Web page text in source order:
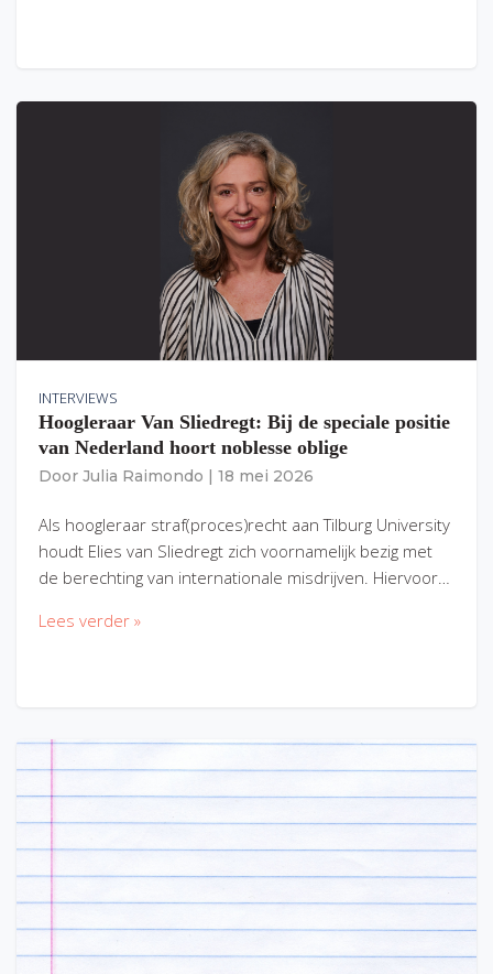
INTERVIEWS
Hoogleraar Van Sliedregt: Bij de speciale positie
van Nederland hoort noblesse oblige
Door Julia Raimondo 18 mei 2026
Als hoogleraar straf(proces)recht aan Tilburg University
houdt Elies van Sliedregt zich voornamelijk bezig met
de berechting van internationale misdrijven. Hiervoor…
Lees verder »